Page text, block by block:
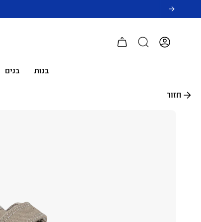
לתוכן
חשבון
בנות בנים
חזור